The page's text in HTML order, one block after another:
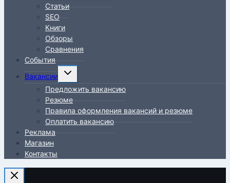
Статьи
SEO
Книги
Обзоры
Сравнения
События
Вакансии
Переключить
дочернее
меню
Предложить вакансию
Резюме
Правила оформления вакансий и резюме
Оплатить вакансию
Реклама
Магазин
Контакты